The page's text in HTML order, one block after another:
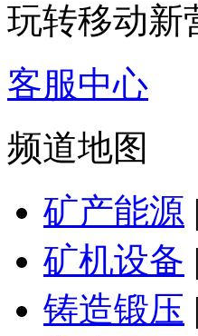
玩转移动新
客服中心
频道地图
矿产能源 |
矿机设备 |
铸造锻压 |